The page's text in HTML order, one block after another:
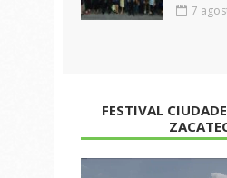
7
FESTIVAL